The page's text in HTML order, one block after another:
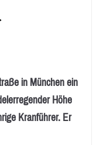
in München ein
Höhe
Kranführer. Er